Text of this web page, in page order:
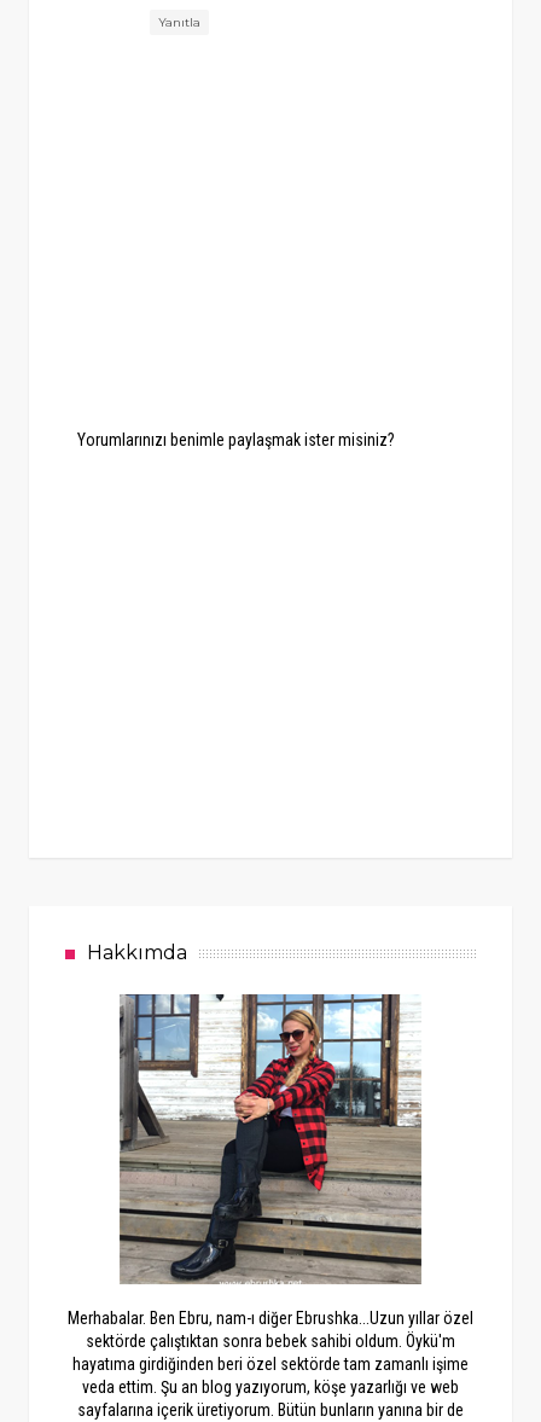
Yanıtla
Yorumlarınızı benimle paylaşmak ister misiniz?
Hakkımda
Merhabalar. Ben Ebru, nam-ı diğer Ebrushka...Uzun yıllar özel
sektörde çalıştıktan sonra bebek sahibi oldum. Öykü'm
hayatıma girdiğinden beri özel sektörde tam zamanlı işime
veda ettim. Şu an blog yazıyorum, köşe yazarlığı ve web
sayfalarına içerik üretiyorum. Bütün bunların yanına bir de